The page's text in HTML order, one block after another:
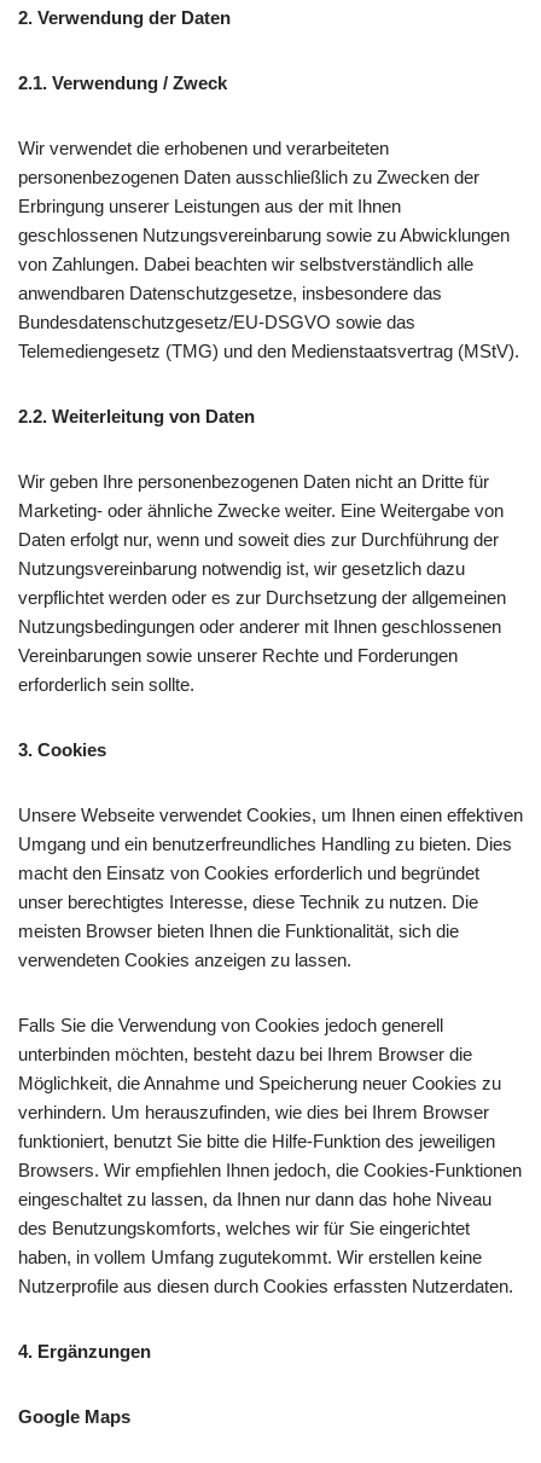
2. Verwendung der Daten
2.1. Verwendung / Zweck
Wir verwendet die erhobenen und verarbeiteten
personenbezogenen Daten ausschließlich zu Zwecken der
Erbringung unserer Leistungen aus der mit Ihnen
geschlossenen Nutzungsvereinbarung sowie zu Abwicklungen
von Zahlungen. Dabei beachten wir selbstverständlich alle
anwendbaren Datenschutzgesetze, insbesondere das
Bundesdatenschutzgesetz/EU-DSGVO sowie das
Telemediengesetz (TMG) und den Medienstaatsvertrag (MStV).
2.2. Weiterleitung von Daten
Wir geben Ihre personenbezogenen Daten nicht an Dritte für
Marketing- oder ähnliche Zwecke weiter. Eine Weitergabe von
Daten erfolgt nur, wenn und soweit dies zur Durchführung der
Nutzungsvereinbarung notwendig ist, wir gesetzlich dazu
verpflichtet werden oder es zur Durchsetzung der allgemeinen
Nutzungsbedingungen oder anderer mit Ihnen geschlossenen
Vereinbarungen sowie unserer Rechte und Forderungen
erforderlich sein sollte.
3. Cookies
Unsere Webseite verwendet Cookies, um Ihnen einen effektiven
Umgang und ein benutzerfreundliches Handling zu bieten. Dies
macht den Einsatz von Cookies erforderlich und begründet
unser berechtigtes Interesse, diese Technik zu nutzen. Die
meisten Browser bieten Ihnen die Funktionalität, sich die
verwendeten Cookies anzeigen zu lassen.
Falls Sie die Verwendung von Cookies jedoch generell
unterbinden möchten, besteht dazu bei Ihrem Browser die
Möglichkeit, die Annahme und Speicherung neuer Cookies zu
verhindern. Um herauszufinden, wie dies bei Ihrem Browser
funktioniert, benutzt Sie bitte die Hilfe-Funktion des jeweiligen
Browsers. Wir empfiehlen Ihnen jedoch, die Cookies-Funktionen
eingeschaltet zu lassen, da Ihnen nur dann das hohe Niveau
des Benutzungskomforts, welches wir für Sie eingerichtet
haben, in vollem Umfang zugutekommt. Wir erstellen keine
Nutzerprofile aus diesen durch Cookies erfassten Nutzerdaten.
4. Ergänzungen
Google Maps